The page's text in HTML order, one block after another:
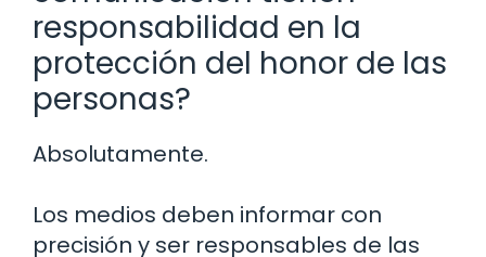
responsabilidad en la
protección del honor de las
personas?
Absolutamente.
Los medios deben informar con
precisión y ser responsables de las